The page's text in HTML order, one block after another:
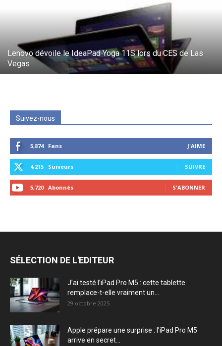
Lenovo dévoile le IdeaPad Yoga 11S lors du CES de Las
Vegas
Suivez-nous
5,874 Fans J'AIME
4,215 Suiveurs SUIVRE
5,720 Abonnés S'ABONNER
SÉLECTION DE L'EDITEUR
J’ai testé l’iPad Pro M5 : cette tablette
remplace-t-elle vraiment un...
29 octobre 2025
Apple prépare une surprise : l’iPad Pro M5
arrive en secret...